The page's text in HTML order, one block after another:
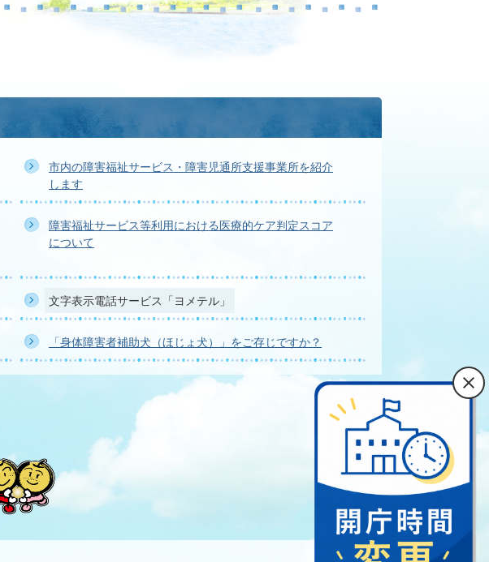
市内の障害福祉サービス・障害児通所支援事業所を紹介
します
障害福祉サービス等利用における医療的ケア判定スコア
について
文字表示電話サービス「ヨメテル」
「身体障害者補助犬（ほじょ犬）」をご存じですか？